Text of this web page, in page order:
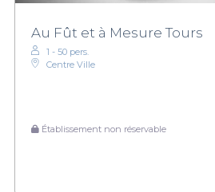
Au Fût et à Mesure Tours
1 - 50 pers.
Centre Ville
Établissement non réservable